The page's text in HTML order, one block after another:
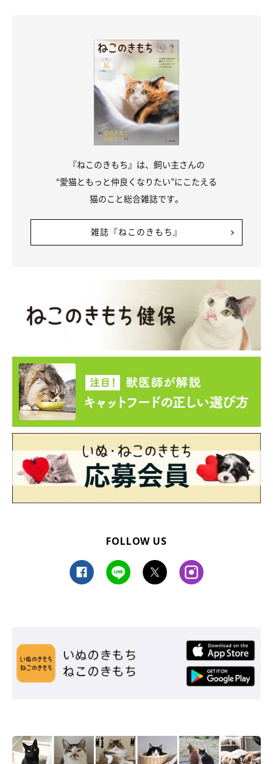
『ねこのきもち』は、飼い主さんの
“愛猫ともっと仲良くなりたい”にこたえる
猫のこと総合雑誌です。
雑誌『ねこのきもち』
FOLLOW US